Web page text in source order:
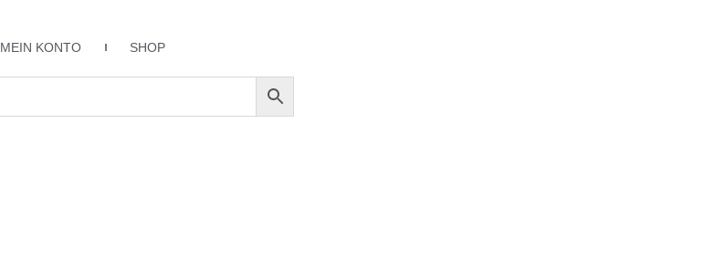
MEIN KONTO SHOP